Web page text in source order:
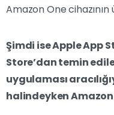
Amazon One
Şimdi ise Apple App
Store’dan temin
uygulaması
halindeyken